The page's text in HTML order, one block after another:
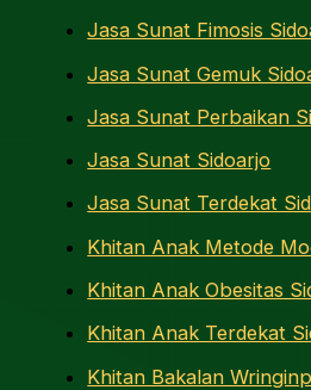
Jasa Sunat Fimosis
Jasa Sunat Gemuk
Jasa Sunat Perbaikan
Jasa Sunat Sidoarjo
Jasa Sunat Terdekat
Khitan Anak Metode
Khitan Anak Obesitas
Khitan Anak Terdekat
Khitan Bakalan